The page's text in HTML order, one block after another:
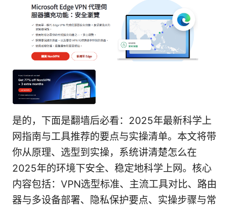
是的，下面是翻墙后必看：2025年最新科学上
网指南与工具推荐的要点与实操清单。本文将带
你从原理、选型到实操，系统讲清楚怎么在
2025年的环境下安全、稳定地科学上网。核心
内容包括：VPN选型标准、主流工具对比、路由
器与多设备部署、隐私保护要点、实操步骤与常